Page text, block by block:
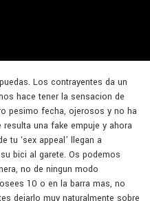
Los contrayentes da un
hace tener la sensacion de
pesimo fecha, ojerosos y no ha
una fake empuje y ahora
tu ‘sex appeal’ llegan a
bici al garete. Os podemos
no de ningun modo
10 o en la barra mas, no
dejarlo muy naturalmente sobre